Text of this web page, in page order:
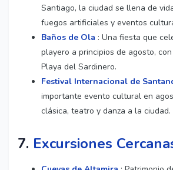
Santiago, la ciudad se llena de
fuegos artificiales y eventos
Baños de Ola : Una fiesta que
playero a principios de agosto,
Playa del Sardinero.
Festival Internacional de
importante evento cultural en
clásica, teatro y danza a la ciudad.
7. Excursiones